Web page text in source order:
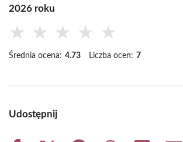
2026 roku
★ ★ ★ ★ ★
Średnia ocena: 4.73 Liczba ocen: 7
Udostępnij